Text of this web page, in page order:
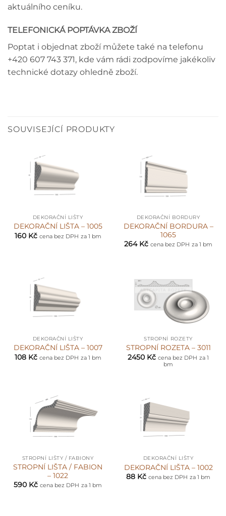
aktuálního ceníku.
TELEFONICKÁ POPTÁVKA ZBOŽÍ
Poptat i objednat zboží můžete také na telefonu
+420 607 743 371, kde vám rádi zodpovíme jakékoliv
technické dotazy ohledně zboží.
SOUVISEJÍCÍ PRODUKTY
DEKORAČNÍ LIŠTY
DEKORAČNÍ LIŠTA – 1005
160 Kč cena bez DPH za 1 bm
DEKORAČNÍ BORDURY
DEKORAČNÍ BORDURA –
1065
264 Kč cena bez DPH za 1 bm
DEKORAČNÍ LIŠTY
DEKORAČNÍ LIŠTA – 1007
108 Kč cena bez DPH za 1 bm
STROPNÍ ROZETY
STROPNÍ ROZETA – 3011
2450 Kč cena bez DPH za 1
bm
STROPNÍ LIŠTY / FABIONY
STROPNÍ LIŠTA / FABION
– 1022
590 Kč cena bez DPH za 1 bm
DEKORAČNÍ LIŠTY
DEKORAČNÍ LIŠTA – 1002
88 Kč cena bez DPH za 1 bm